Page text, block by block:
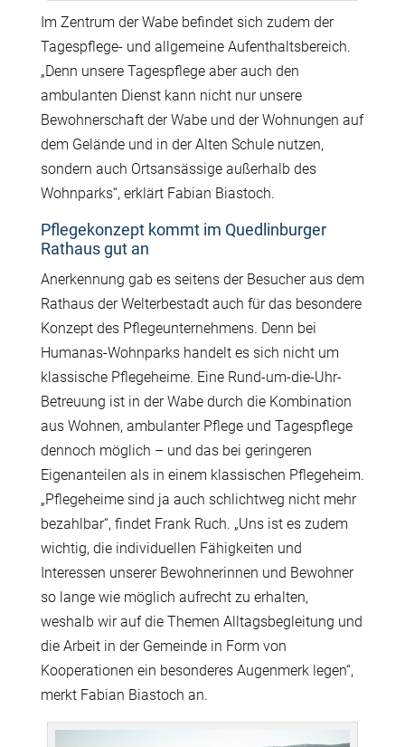
Im Zentrum der Wabe befindet sich zudem der
Tagespflege- und allgemeine Aufenthaltsbereich.
„Denn unsere Tagespflege aber auch den
ambulanten Dienst kann nicht nur unsere
Bewohnerschaft der Wabe und der Wohnungen auf
dem Gelände und in der Alten Schule nutzen,
sondern auch Ortsansässige außerhalb des
Wohnparks“, erklärt Fabian Biastoch.
Pflegekonzept kommt im Quedlinburger
Rathaus gut an
Anerkennung gab es seitens der Besucher aus dem
Rathaus der Welterbestadt auch für das besondere
Konzept des Pflegeunternehmens. Denn bei
Humanas-Wohnparks handelt es sich nicht um
klassische Pflegeheime. Eine Rund-um-die-Uhr-
Betreuung ist in der Wabe durch die Kombination
aus Wohnen, ambulanter Pflege und Tagespflege
dennoch möglich – und das bei geringeren
Eigenanteilen als in einem klassischen Pflegeheim.
„Pflegeheime sind ja auch schlichtweg nicht mehr
bezahlbar“, findet Frank Ruch. „Uns ist es zudem
wichtig, die individuellen Fähigkeiten und
Interessen unserer Bewohnerinnen und Bewohner
so lange wie möglich aufrecht zu erhalten,
weshalb wir auf die Themen Alltagsbegleitung und
die Arbeit in der Gemeinde in Form von
Kooperationen ein besonderes Augenmerk legen“,
merkt Fabian Biastoch an.